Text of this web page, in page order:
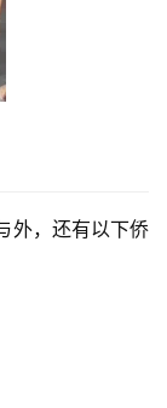
外，还有以下侨